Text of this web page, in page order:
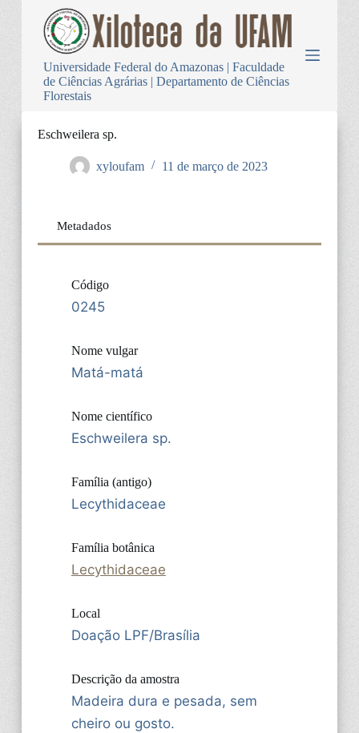
Universidade Federal do Amazonas | Faculdade
de Ciências Agrárias | Departamento de Ciências
Florestais
Eschweilera sp.
xyloufam 11 de março de 2023
Metadados
Código
0245
Nome vulgar
Matá-matá
Nome científico
Eschweilera sp.
Família (antigo)
Lecythidaceae
Família botânica
Lecythidaceae
Local
Doação LPF/Brasília
Descrição da amostra
Madeira dura e pesada, sem
cheiro ou gosto.